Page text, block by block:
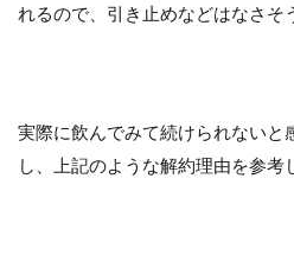
れるので、引き止めなどはなさそ
実際に飲んでみて続けられないと
し、上記のような解約理由を参考